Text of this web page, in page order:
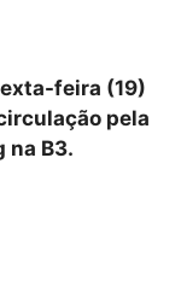
feira (19)
pela
na B3.